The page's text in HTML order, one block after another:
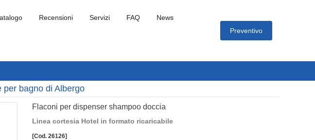
Recensioni Servizi FAQ News
Preventivo
per bagno di Albergo
Flaconi per dispenser shampoo doccia
Linea cortesia Hotel in formato ricaricabile
[Cod. 26126]